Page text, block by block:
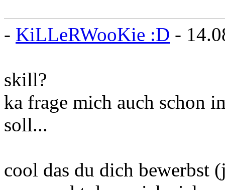
- KiLLeRWooKie :D -
skill?
ka frage mich auch schon
soll...
cool das du dich bewerbst